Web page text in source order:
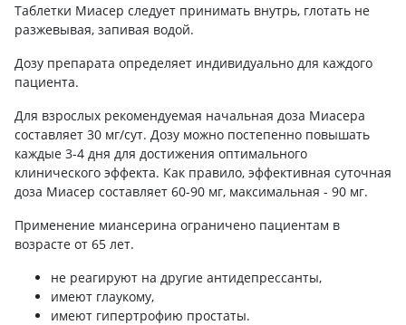
Таблетки Миасер следует принимать внутрь, глотать не
разжевывая, запивая водой.
Дозу препарата определяет индивидуально для каждого
пациента.
Для взрослых рекомендуемая начальная доза Миасера ​​
составляет 30 мг/сут. Дозу можно постепенно повышать
каждые 3-4 дня для достижения оптимального
клинического эффекта. Как правило, эффективная суточная
доза Миасер составляет 60-90 мг, максимальная - 90 мг.
Применение миансерина ограничено пациентам в
возрасте от 65 лет.
не реагируют на другие антидепрессанты,
имеют глаукому,
имеют гипертрофию простаты.